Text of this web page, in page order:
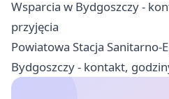
Wsparcia w Bydgoszczy -
przyjęcia
Powiatowa Stacja Sanitarno-
Bydgoszczy - kontakt,